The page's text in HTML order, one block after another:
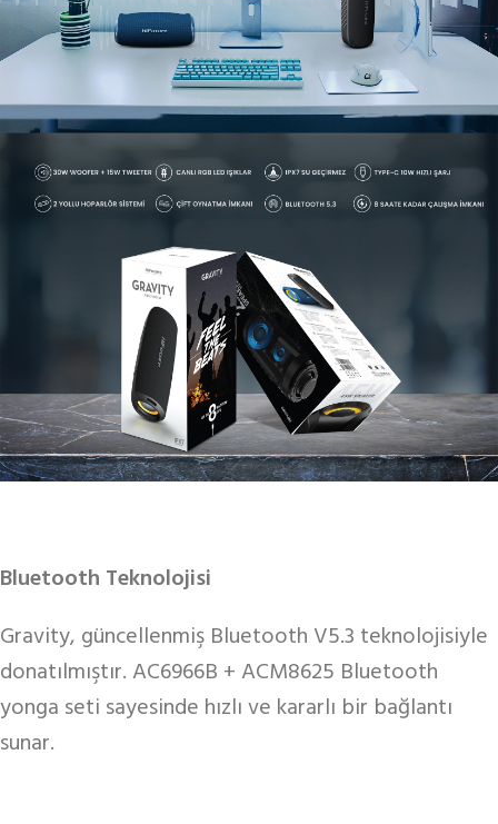
Bluetooth Teknolojisi
Gravity, güncellenmiş Bluetooth V5.3 teknolojisiyle
donatılmıştır. AC6966B + ACM8625 Bluetooth
yonga seti sayesinde hızlı ve kararlı bir bağlantı
sunar.